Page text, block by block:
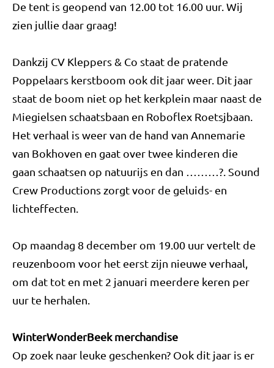
De tent is geopend van 12.00 tot 16.00 uur. Wij
zien jullie daar graag!
Dankzij CV Kleppers & Co staat de pratende
Poppelaars kerstboom ook dit jaar weer. Dit jaar
staat de boom niet op het kerkplein maar naast de
Miegielsen schaatsbaan en Roboflex Roetsjbaan.
Het verhaal is weer van de hand van Annemarie
van Bokhoven en gaat over twee kinderen die
gaan schaatsen op natuurijs en dan ………?. Sound
Crew Productions zorgt voor de geluids- en
lichteffecten.
Op maandag 8 december om 19.00 uur vertelt de
reuzenboom voor het eerst zijn nieuwe verhaal,
om dat tot en met 2 januari meerdere keren per
uur te herhalen.
WinterWonderBeek merchandise
Op zoek naar leuke geschenken? Ook dit jaar is er